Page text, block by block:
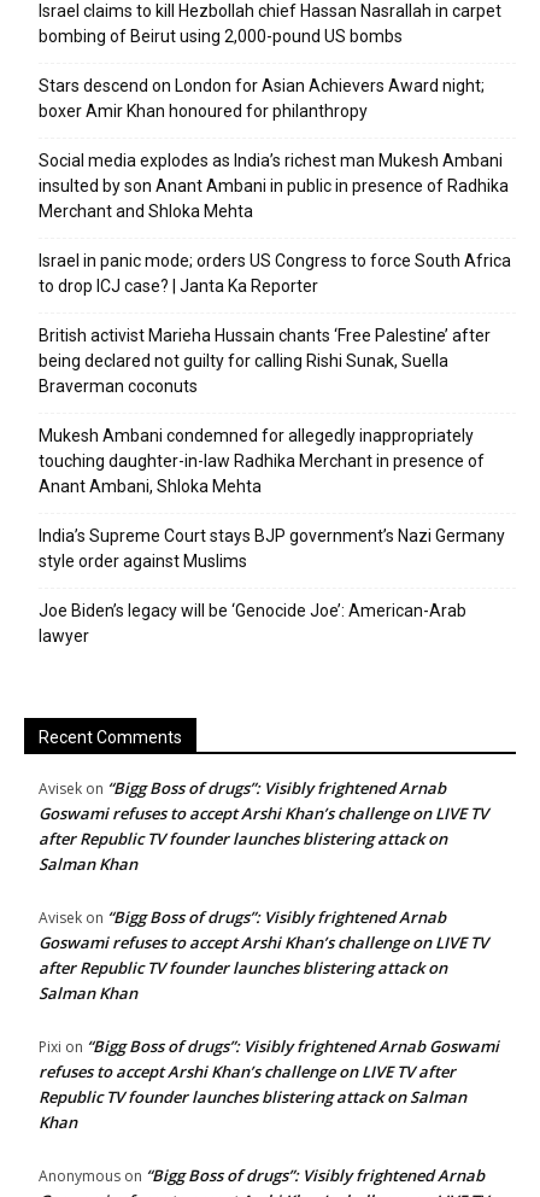
Israel claims to kill Hezbollah chief Hassan Nasrallah in carpet
bombing of Beirut using 2,000-pound US bombs
Stars descend on London for Asian Achievers Award night;
boxer Amir Khan honoured for philanthropy
Social media explodes as India’s richest man Mukesh Ambani
insulted by son Anant Ambani in public in presence of Radhika
Merchant and Shloka Mehta
Israel in panic mode; orders US Congress to force South Africa
to drop ICJ case? | Janta Ka Reporter
British activist Marieha Hussain chants ‘Free Palestine’ after
being declared not guilty for calling Rishi Sunak, Suella
Braverman coconuts
Mukesh Ambani condemned for allegedly inappropriately
touching daughter-in-law Radhika Merchant in presence of
Anant Ambani, Shloka Mehta
India’s Supreme Court stays BJP government’s Nazi Germany
style order against Muslims
Joe Biden’s legacy will be ‘Genocide Joe’: American-Arab
lawyer
Recent Comments
Avisek on “Bigg Boss of drugs”: Visibly frightened Arnab
Goswami refuses to accept Arshi Khan’s challenge on LIVE TV
after Republic TV founder launches blistering attack on
Salman Khan
Avisek on “Bigg Boss of drugs”: Visibly frightened Arnab
Goswami refuses to accept Arshi Khan’s challenge on LIVE TV
after Republic TV founder launches blistering attack on
Salman Khan
Pixi on “Bigg Boss of drugs”: Visibly frightened Arnab Goswami
refuses to accept Arshi Khan’s challenge on LIVE TV after
Republic TV founder launches blistering attack on Salman
Khan
Anonymous on “Bigg Boss of drugs”: Visibly frightened Arnab